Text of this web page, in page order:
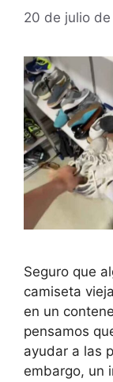
20 de julio
Seguro que
camiseta
en un
pensamos
ayudar a las
embargo, un